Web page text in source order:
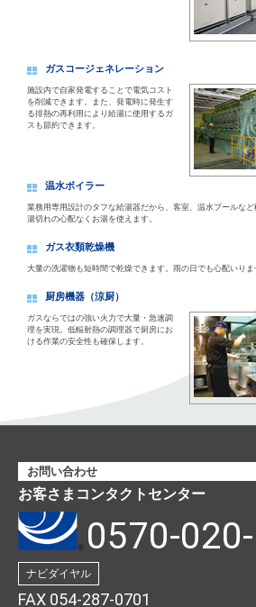
ガスコージェネレーション
施設内で自家発電することで電気コスト
を削減できます。また、発電時に発生す
る排熱の再利用により給湯に使用するガ
スも節約できます。
温水ボイラー
業務用専用設計のタフな給湯器だから、客室、温水プールな
湯切れの心配なくお湯を使えます。
ガス衣類乾燥機
大量の洗濯物も短時間で乾燥できます。雨の日でも心配いりま
厨房機器（涼厨）
ガスならではの強い火力で大量・急速調
理を実現。低輻射熱の調理器で厨房にお
ける作業の安全性も確保します。
お問い合わせ
お客さまコンタクトセンター
0570-
ナビダイヤル
FAX 054-287-0701